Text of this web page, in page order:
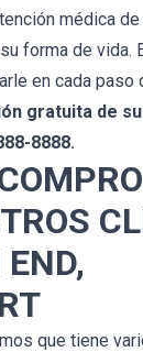
médica
forma de vida.
en cada paso
gratuita de
8888.
que tiene